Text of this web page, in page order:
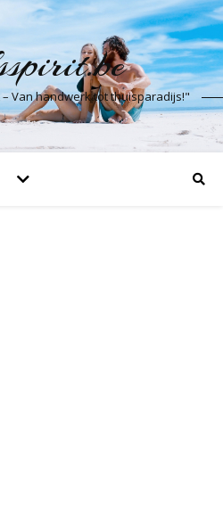
Van handwerk tot thuisparadijs!"